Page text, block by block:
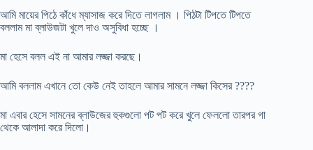
আমি মায়ের পিঠে কাঁধে ম্যাসাজ করে দিতে লাগলাম । পিঠটা টিপতে টিপতে
বললাম মা ব্লাউজটা খুলে দাও অসুবিধা হচ্ছে ।
মা হেসে বলল এই না আমার লজ্জা করছে।
আমি বললাম এখানে তো কেউ নেই তাহলে আমার সামনে লজ্জা কিসের ????
মা এবার হেসে সামনের ব্লাউজের হুকগুলো পট পট করে খুলে ফেললো তারপর গা
থেকে আলাদা করে দিলো।